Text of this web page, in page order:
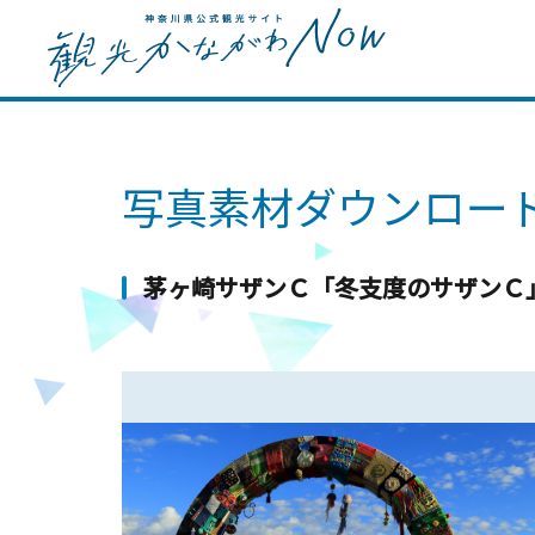
写真素材ダウンロー
茅ヶ崎サザンＣ「冬支度のサザンＣ